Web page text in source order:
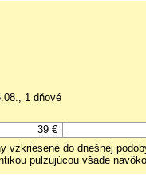
1 dňové
39 €
do dnešnej
pulzujúcou všade